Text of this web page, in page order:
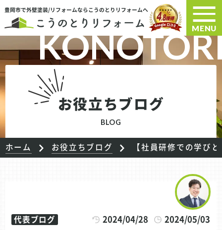
豊岡市で外壁塗装/リフォームならこうのとりリフォームへ
MENU
お役立ちブログ
BLOG
ホーム お役立ちブログ 【社員研修での学び
代表ブログ 2024/04/28 2024/05/03